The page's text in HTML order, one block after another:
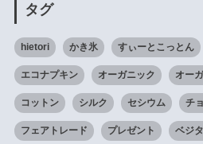
タグ
hietori かき氷 すぃーとこっとん
エコナプキン オーガニック オー
コットン シルク セシウム チ
フェアトレード プレゼント ベジ